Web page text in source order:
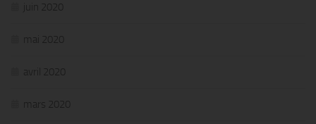
juin 2020
mai 2020
avril 2020
mars 2020